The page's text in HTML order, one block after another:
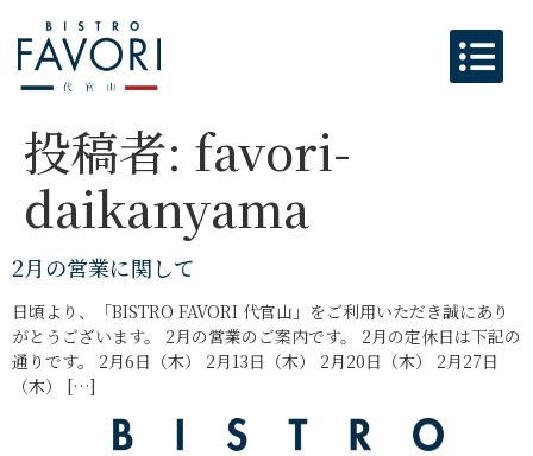
投稿者: favori-
daikanyama
2月の営業に関して
日頃より、「BISTRO FAVORI 代官山」をご利用いただき誠にあり
がとうございます。 2月の営業のご案内です。 2月の定休日は下記の
通りです。 2月6日（木） 2月13日（木） 2月20日（木） 2月27日
（木） […]